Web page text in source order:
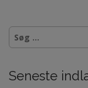
S
f
Seneste